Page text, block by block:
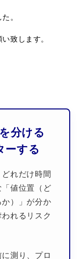
。
致します。
分ける
ーする
れだけ時間
値位置（ど
）」が分か
れるリスク
に測り、プロ